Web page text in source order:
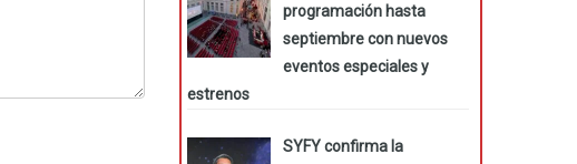
programación hasta
septiembre con nuevos
eventos especiales y
estrenos
SYFY confirma la